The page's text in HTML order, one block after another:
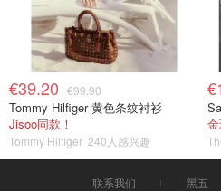
€39.20 €99.90
Tommy Hilfiger 黄色条纹衬衫
Jisoo同款！
Tommy Hilfiger 240人感兴趣
联系我们 黑五